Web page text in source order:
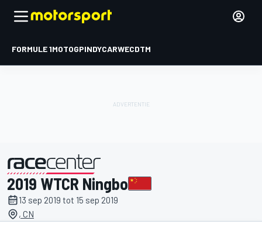
FORMULE 1MOTOGPINDYCARWECDTM
gepresenteerd door
2019 WTCR Ningbo
13 sep 2019 tot 15 sep 2019
, CN